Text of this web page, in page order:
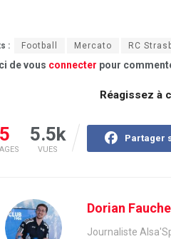
: Football Mercato RC
de vous connecter pour
Réagissez à
5.5k
VUES
Partager
Dorian
Journaliste